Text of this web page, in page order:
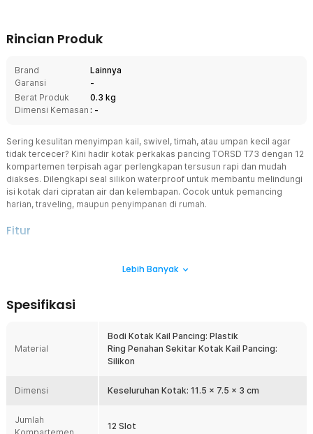
Rincian Produk
Brand
Lainnya
Garansi
-
Berat Produk
0.3 kg
Dimensi Kemasan : -
Sering kesulitan menyimpan kail, swivel, timah, atau umpan kecil agar
tidak tercecer? Kini hadir kotak perkakas pancing TORSD T73 dengan 12
kompartemen terpisah agar perlengkapan tersusun rapi dan mudah
diakses. Dilengkapi seal silikon waterproof untuk membantu melindungi
isi kotak dari cipratan air dan kelembapan. Cocok untuk pemancing
harian, traveling, maupun penyimpanan di rumah.
Fitur
Kotak pancing ini memiliki 12 slot terpisah untuk menyimpan kail,
Membantu aktivitas memancing jadi lebih efisien.
Dilengkapi ring silikon di sekeliling kotak untuk membantu menahan
cipratan air dan kelembapan. Isi kotak lebih terlindungi saat dibawa
ke sungai, danau, atau laut. Cocok untuk penggunaan outdoor.
mana saja tanpa memakan banyak ruang. Ideal untuk pemancing
Lebih Banyak
Spesifikasi
Material
Bodi Kotak Kail Pancing: Plastik
Ring Penahan Sekitar Kotak Kail Pancing:
Silikon
Dimensi Keseluruhan Kotak: 11.5 x 7.5 x 3 cm
Jumlah
Kompartemen
12 Slot